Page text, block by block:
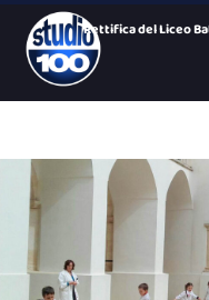
Rettifica del Liceo
Eolico offshore,
57enne trovato
Viabilità, scattano le
Via Pentite, 17 –
Gli ultimi 100 di
Diga del Pappadai,